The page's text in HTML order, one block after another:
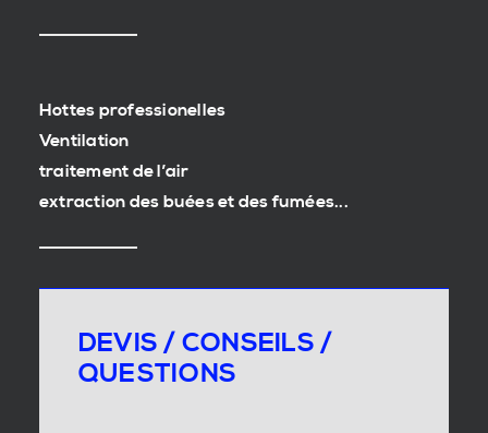
Hottes professionelles
Ventilation
traitement de l’air
extraction des buées et des fumées...
DEVIS / CONSEILS /
QUESTIONS